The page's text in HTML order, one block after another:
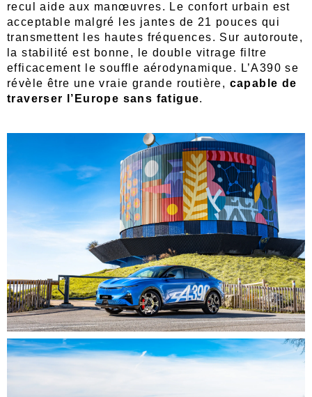
recul aide aux manœuvres. Le confort urbain est
acceptable malgré les jantes de 21 pouces qui
transmettent les hautes fréquences. Sur autoroute,
la stabilité est bonne, le double vitrage filtre
efficacement le souffle aérodynamique. L’A390 se
révèle être une vraie grande routière, capable de
traverser l’Europe sans fatigue.